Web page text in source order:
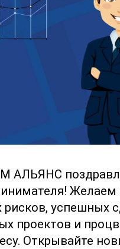
АЛЬЯНС
Желаем
успешных
проектов и
Открывайте